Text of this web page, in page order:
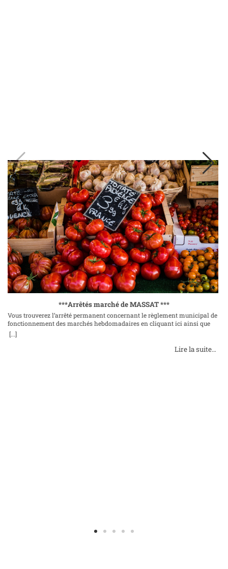
***Arrêtés marché de MASSAT ***
Vous trouverez l’arrêté permanent concernant le règlement municipal de
fonctionnement des marchés hebdomadaires en cliquant ici ainsi que
l’arrêté portant sur le transfert du marché de plein vent ici. Le mardi 19
décembre 2023 Place de la mairie, 09320 Massat ContactsTéléphone : 05
[...]
Lire la suite…